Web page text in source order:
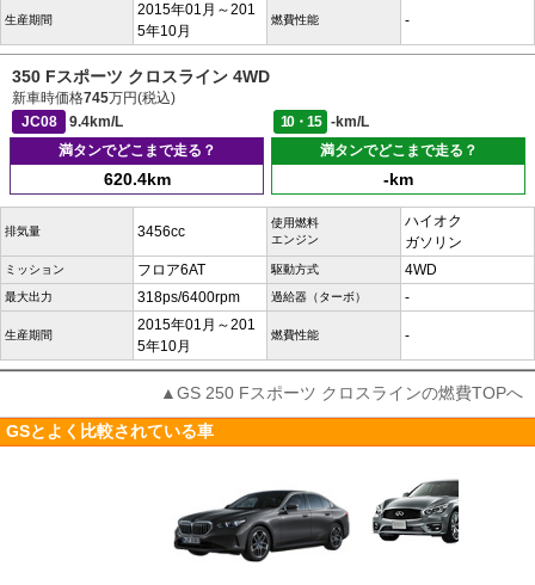
生産期間
2015年01月～201
5年10月
燃費性能 -
350 Fスポーツ クロスライン 4WD
新車時価格745万円(税込)
JC08
9.4km/L 10・15
-km/L
満タンでどこまで走る？
620.4km
満タンでどこまで走る？
-km
排気量 3456cc
使用燃料
エンジン
ハイオク
ガソリン
ミッション フロア6AT 駆動方式 4WD
最大出力 318ps/6400rpm 過給器（ターボ） -
生産期間
2015年01月～201
5年10月
燃費性能 -
▲GS 250 Fスポーツ クロスラインの燃費TOPへ
GSとよく比較されている車